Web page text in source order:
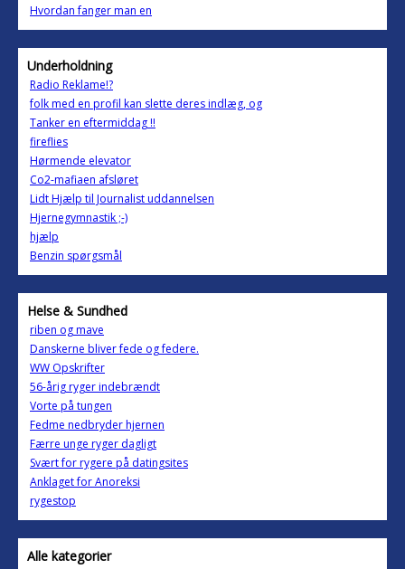
Hvordan fanger man en
Underholdning
Radio Reklame!?
folk med en profil kan slette deres indlæg, og
Tanker en eftermiddag !!
fireflies
Hørmende elevator
Co2-mafiaen afsløret
Lidt Hjælp til Journalist uddannelsen
Hjernegymnastik ;-)
hjælp
Benzin spørgsmål
Helse & Sundhed
riben og mave
Danskerne bliver fede og federe.
WW Opskrifter
56-årig ryger indebrændt
Vorte på tungen
Fedme nedbryder hjernen
Færre unge ryger dagligt
Svært for rygere på datingsites
Anklaget for Anoreksi
rygestop
Alle kategorier